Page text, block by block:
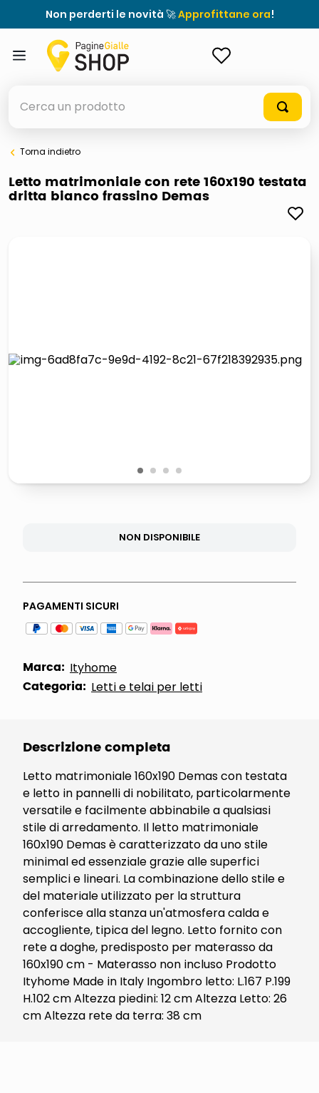
Non perderti le novità 🚀Approfittane ora!
elenchi telefonici
meme
Torna indietro
Letto matrimoniale con rete 160x190 testata
dritta bianco frassino Demas
1 2 3 4
NON DISPONIBILE
PAGAMENTI SICURI
Marca: Ityhome
Categoria: Letti e telai per letti
Descrizione completa
Letto matrimoniale 160x190 Demas con testata
e letto in pannelli di nobilitato, particolarmente
versatile e facilmente abbinabile a qualsiasi
stile di arredamento. Il letto matrimoniale
160x190 Demas è caratterizzato da uno stile
minimal ed essenziale grazie alle superfici
semplici e lineari. La combinazione dello stile e
del materiale utilizzato per la struttura
conferisce alla stanza un'atmosfera calda e
accogliente, tipica del legno. Letto fornito con
rete a doghe, predisposto per materasso da
160x190 cm - Materasso non incluso Prodotto
Ityhome Made in Italy Ingombro letto: L.167 P.199
H.102 cm Altezza piedini: 12 cm Altezza Letto: 26
cm Altezza rete da terra: 38 cm